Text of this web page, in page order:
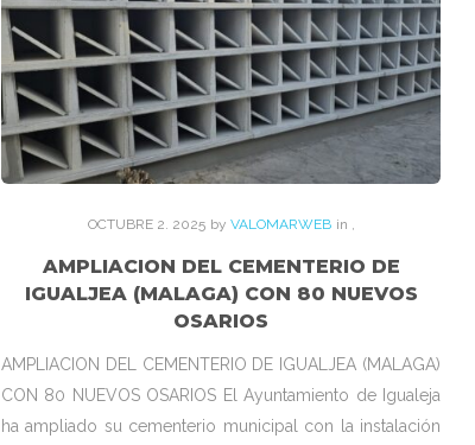
OCTUBRE2 . 2025 by VALOMARWEB in
AMPLIACION DEL CEMENTERIO DE
IGUALJEA (MALAGA) CON 80 NUEVOS
OSARIOS
AMPLIACION DEL CEMENTERIO DE IGUALJEA (MALAGA)
CON 80 NUEVOS OSARIOS El Ayuntamiento de Igualeja
ha ampliado su cementerio municipal con la instalación